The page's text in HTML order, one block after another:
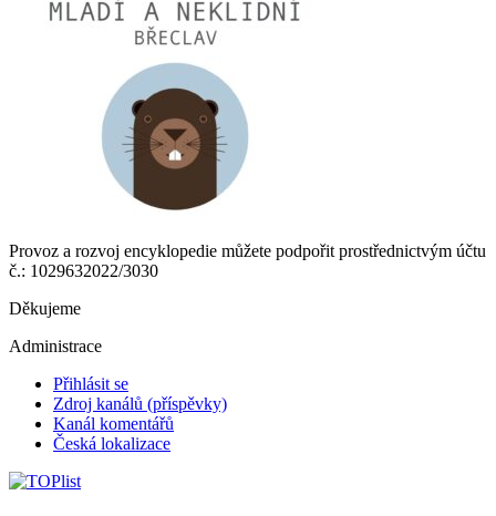
Provoz a rozvoj encyklopedie můžete podpořit prostřednictvým účtu
č.: 1029632022/3030
Děkujeme
Administrace
Přihlásit se
Zdroj kanálů (příspěvky)
Kanál komentářů
Česká lokalizace